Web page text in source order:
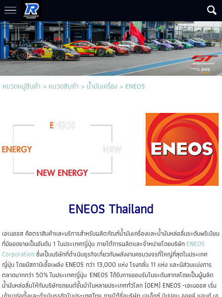
หมวดหมู่สินค้า > หมวดสินค้า > น้ำมันเครื่อง > ENEOS
ENEOS Thailand
เอเนออส คือตราสินค้าและบริการสำหรับผลิตภัณฑ์น้ำมันเครื่องและน้ำมันหล่อลื่นระดับพรีเมียม
ที่มียอดขายเป็นอันดับ 1 ในประเทศญี่ปุ่น ภายใต้การผลิตและจำหน่ายโดยบริษัทENEOS
Corporationซึ่งเป็นบริษัทที่ดำเนินธุรกิจเกี่ยวกับพลังงานครบวงจรที่ใหญ่ที่สุดในประเทศ
ญี่ปุ่น โดยมีสถานีเชื้อเพลิง ENEOS กว่า 13,000 แห่ง โรงกลั่น 11 แห่ง และมีส่วนแบ่งการ
ตลาดมากกว่า 50% ในประเทศญี่ปุ่น ENEOS ได้รับการยอมรับในระดับสากลโดยเป็นผู้ผลิต
น้ำมันหล่อลื่นให้กับบริษัทรถยนต์ชั้นนำในหลายประเทศทั่วโลก (OEM) ENEOS -เอเนออส เริ่ม